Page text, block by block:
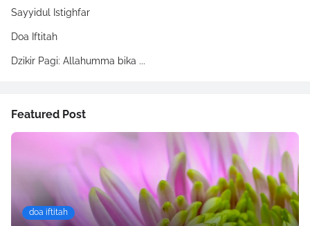
Sayyidul Istighfar
Doa Iftitah
Dzikir Pagi: Allahumma bika ...
Featured Post
doa iftitah